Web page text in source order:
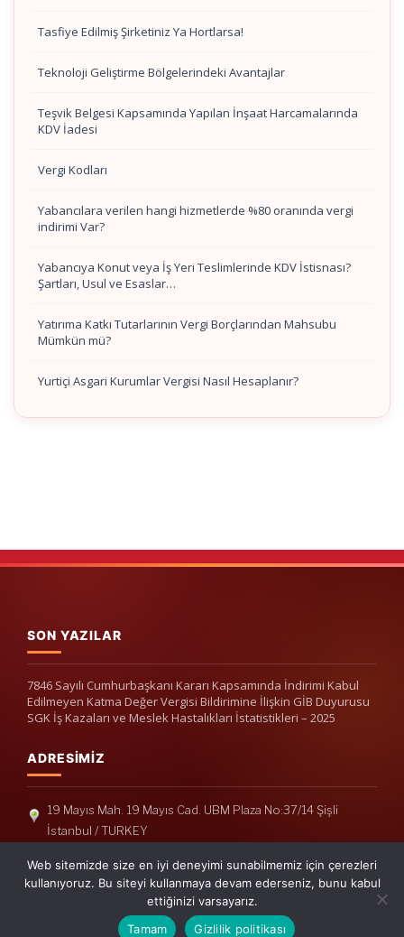
Tasfiye Edilmiş Şirketiniz Ya Hortlarsa!
Teknoloji Geliştirme Bölgelerindeki Avantajlar
Teşvik Belgesi Kapsamında Yapılan İnşaat Harcamalarında
KDV İadesi
Vergi Kodları
Yabancılara verilen hangi hizmetlerde %80 oranında vergi
indirimi Var?
Yabancıya Konut veya İş Yeri Teslimlerinde KDV İstisnası?
Şartları, Usul ve Esaslar…
Yatırıma Katkı Tutarlarının Vergi Borçlarından Mahsubu
Mümkün mü?
Yurtiçi Asgari Kurumlar Vergisi Nasıl Hesaplanır?
SON YAZILAR
7846 Sayılı Cumhurbaşkanı Kararı Kapsamında İndirimi Kabul
Edilmeyen Katma Değer Vergisi Bildirimine İlişkin GİB Duyurusu
SGK İş Kazaları ve Meslek Hastalıkları İstatistikleri – 2025
ADRESIMIZ
19 Mayıs Mah. 19 Mayıs Cad. UBM Plaza No:37/14 Şişli
İstanbul / TURKEY
Telefon: +90(212) 240 33 39
Telefon: +90(212) 248 19 36
info@erisymm.com
Web sitemizde size en iyi deneyimi sunabilmemiz için çerezleri
kullanıyoruz. Bu siteyi kullanmaya devam ederseniz, bunu kabul
ettiğinizi varsayarız.
Tamam
Gizlilik politikası